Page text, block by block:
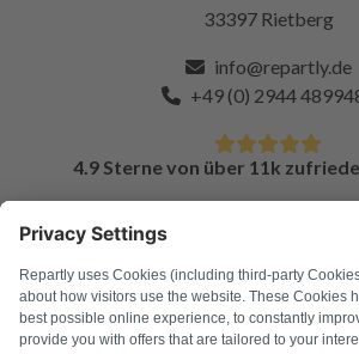
33397 Rietberg
info@repartly.de
+49 (0) 2944
4.9 Sterne von über 11k
FAQ